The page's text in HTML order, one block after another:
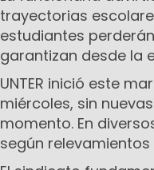
trayectorias
estudiantes
garantizan desde la
UNTER inició este
miércoles, sin
momento. En
según